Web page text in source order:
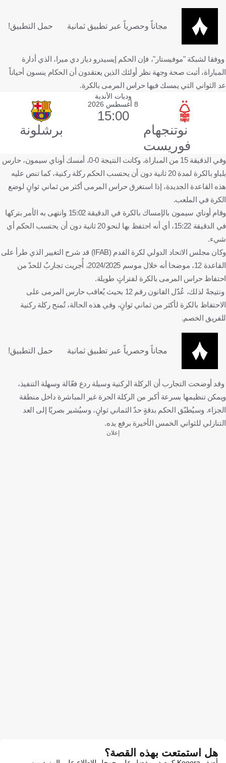
مجاناً وحصرياً عبر تطبيق ثمانية حمل التطبيق!
ووفقا لشبكة "موفيستار"، فإن الحكم إيسيدرو دياز دي ميرا، الذي أدارة
المباراة، أثبت صحة وجهة نظر أولئك الذين يعتقدون أن الحكام ينسون أحياناً
عد الثواني التي يمسك فيها حراس المرمى بالكرة.
وديات الأندية
نوتنجهام
فوريست
8 أغسطس 2026
15:00
برشلونة
وفي الدقيقة 15 من المباراة، وكانت النتيجة 0-0، أمسك أوناي سيمون، حارس
بلباو بالكرة لمدة 20 ثانية دون أن يحتسب الحكم ركلة ركنية، كما تنص عليه
هذه القاعدة الجديدة، إذا استغرق حراس المرمى أكثر من ثماني ثوانٍ لوضع
الكرة في الملعب.
وقام أوناي سيمون بالإمساك بالكرة في الدقيقة 15:02 وانتهى به الأمر بتركها
في الدقيقة 15:22، أي أنه احتفظ بها لنحو 20 ثانية دون أن يحتسب الحكم أي
شيء.
وكان مجلس الاتحاد الدولي لكرة القدم (IFAB) قد شرح التغيير الذي طرأ على
القاعدة 12، موضحا أنه خلال موسم 2024/2025، أُجريت تجاربٌ للحدّ من
احتفاظ حراس المرمى بالكرة لفتراتٍ طويلة.
ونتيجةً لذلك، عُدّل القانون رقم 12 بحيث يُعاقب حارس المرمى على
الاحتفاظ بالكرة لأكثر من ثماني ثوانٍ، وفي هذه الحالة، تُمنح ركلة ركنية
للفريق الخصم.
مجاناً وحصرياً عبر تطبيق ثمانية حمل التطبيق!
وقد أوضحت التجارب أن الركلة الركنية وسيلة ردع فعّالة وسهلة التنفيذ،
ويمكن تنظيمها بسرعة أكبر من الركلة الحرة غير المباشرة داخل منطقة
الجزاء. وسيُطبّق الحكم بدقةٍ حدّ الثماني ثوانٍ، وسيُشير بصريًا إلى العد
التنازلي للثواني الخمس الأخيرة برفع يده.
إعلان
هل استمتعت بهذه القصة؟